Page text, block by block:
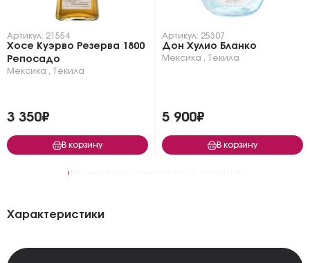
Артикул: 21554
Хосе Куэрво Резерва 1800
Репосадо
Мексика Текила
3 350₽
В корзину
Артикул: 25307
Дон Хулио Бланко
Мексика Текила
5 900₽
В корзину
Характеристики